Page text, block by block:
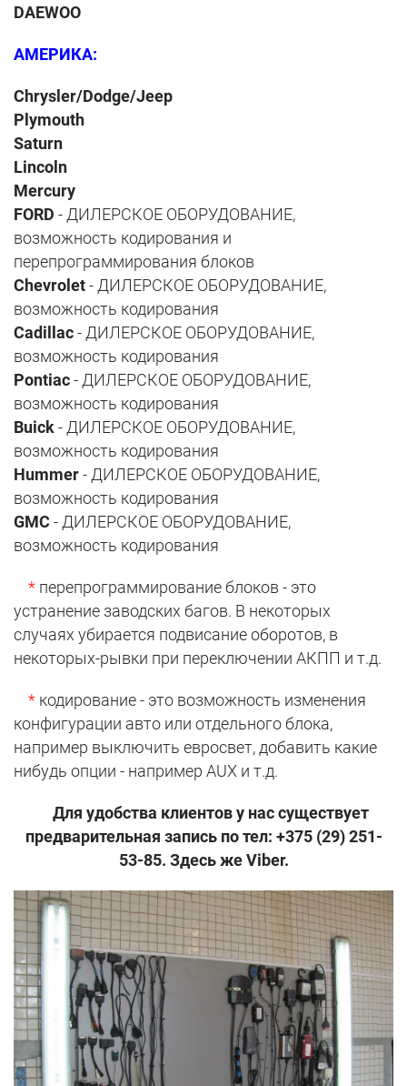
DAEWOO
АМЕРИКА:
Chrysler/Dodge/Jeep
Plymouth
Saturn
Lincoln
Mercury
FORD - ДИЛЕРСКОЕ ОБОРУДОВАНИЕ,
возможность кодирования и
перепрограммирования блоков
Chevrolet- ДИЛЕРСКОЕ ОБОРУДОВАНИЕ,
возможность кодирования
Cadillac- ДИЛЕРСКОЕ ОБОРУДОВАНИЕ,
возможность кодирования
Pontiac- ДИЛЕРСКОЕ ОБОРУДОВАНИЕ,
возможность кодирования
Buick- ДИЛЕРСКОЕ ОБОРУДОВАНИЕ,
возможность кодирования
Hummer- ДИЛЕРСКОЕ ОБОРУДОВАНИЕ,
возможность кодирования
GMC - ДИЛЕРСКОЕ ОБОРУДОВАНИЕ,
возможность кодирования
* перепрограммирование блоков - это
устранение заводских багов. В некоторых
случаях убирается подвисание оборотов, в
некоторых-рывки при переключении АКПП и т.д.
* кодирование - это возможность изменения
конфигурации авто или отдельного блока,
например выключить евросвет, добавить какие
нибудь опции - например AUX и т.д.
Для удобства клиентов у нас существует
предварительная запись по тел: +375 (29) 251-
53-85. Здесь же Viber.